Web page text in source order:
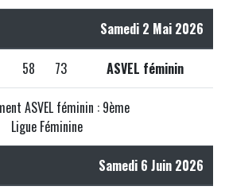
Samedi 2 Mai 2026
58 73 ASVEL féminin
ASVEL féminin : 9ème
Ligue Féminine
Samedi 6 Juin 2026